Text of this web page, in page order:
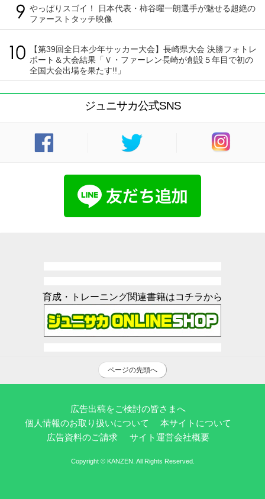
やっぱりスゴイ！ 日本代表・柿谷曜一朗選手が魅せる超絶の
ファーストタッチ映像
【第39回全日本少年サッカー大会】長崎県大会 決勝フォトレ
ポート＆大会結果「Ｖ・ファーレン長崎が創設５年目で初の
全国大会出場を果たす!!」
ジュニサカ公式SNS
育成・トレーニング関連書籍はコチラから
ページの先頭へ
広告出稿をご検討の皆さまへ
個人情報のお取り扱いについて
本サイトについて
広告資料のご請求
サイト運営会社概要
Copyright © KANZEN. All Rights Reserved.